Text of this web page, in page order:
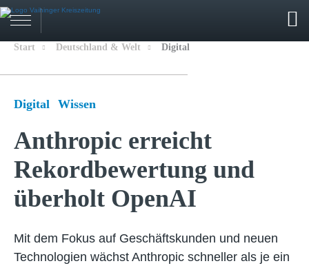
Start Deutschland & Welt Digital
Digital Wissen
Anthropic erreicht
Rekordbewertung und
überholt OpenAI
Mit dem Fokus auf Geschäftskunden und neuen
Technologien wächst Anthropic schneller als je ein